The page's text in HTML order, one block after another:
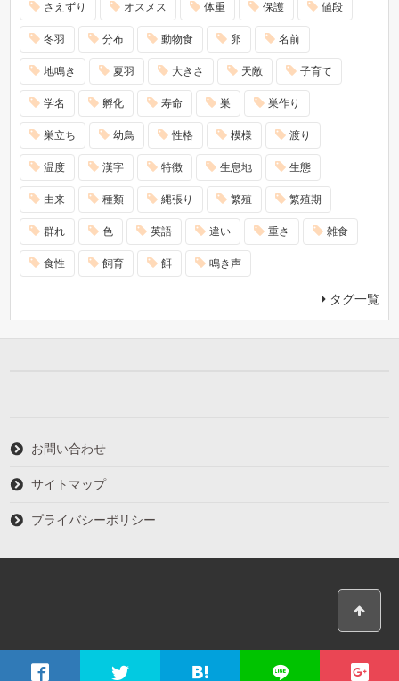
さえずり オスメス 体重 保護 値段
冬羽 分布 動物食 卵 名前
地鳴き 夏羽 大きさ 天敵 子育て
学名 孵化 寿命 巣 巣作り
巣立ち 幼鳥 性格 模様 渡り
温度 漢字 特徴 生息地 生態
由来 種類 縄張り 繁殖 繁殖期
群れ 色 英語 違い 重さ 雑食
食性 飼育 餌 鳴き声
タグ一覧
お問い合わせ
サイトマップ
プライバシーポリシー